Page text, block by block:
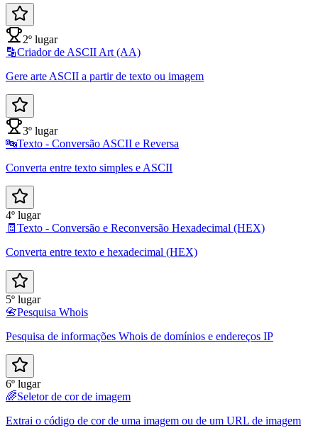
2º lugar
🔡Criador de ASCII Art (AA)
Gere arte ASCII a partir de texto ou imagem
3º lugar
🔤Texto - Conversão ASCII e Reversa
Converta entre texto simples e ASCII
4º lugar
🧾 Texto - Conversão e Reconversão Hexadecimal (HEX)
Converta entre texto e hexadecimal (HEX)
5º lugar
📇Pesquisa Whois
Pesquisa de informações Whois de domínios e endereços IP
6º lugar
🌈Seletor de cor de imagem
Extrai o código de cor de uma imagem ou de um URL de imagem